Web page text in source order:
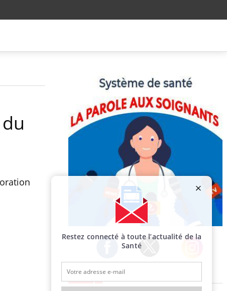
Facebook Twitter Instagram
EN DIRECT
Restez connecté à toute l’actualité de la
Santé